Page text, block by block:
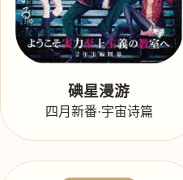
碘星漫游
四月新番·宇宙诗篇